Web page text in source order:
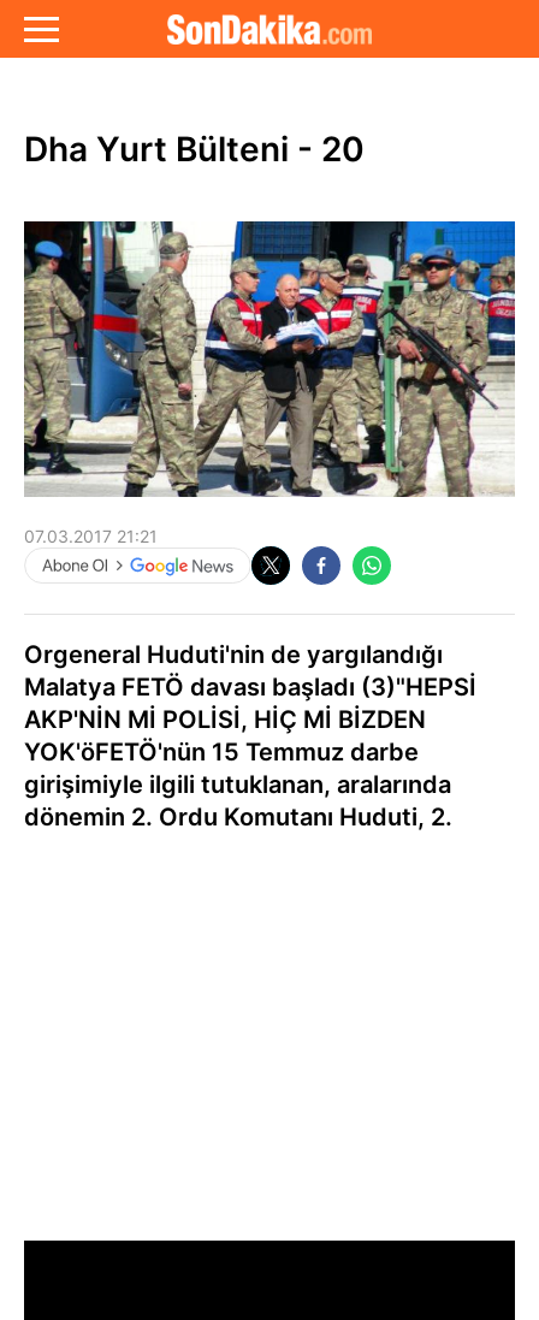
Dha Yurt Bülteni - 20
07.03.2017 21:21
Orgeneral Huduti'nin de yargılandığı
Malatya FETÖ davası başladı (3)"HEPSİ
AKP'NİN Mİ POLİSİ, HİÇ Mİ BİZDEN
YOK'öFETÖ'nün 15 Temmuz darbe
girişimiyle ilgili tutuklanan, aralarında
dönemin 2. Ordu Komutanı Huduti, 2.